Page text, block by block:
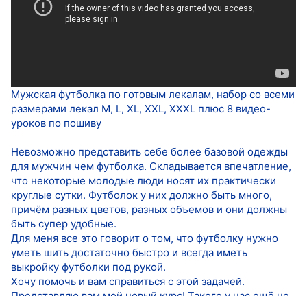
Мужская футболка по готовым лекалам, набор со всеми
размерами лекал M, L, XL, XXL, XXXL плюс 8 видео-
уроков по пошиву
Невозможно представить себе более базовой одежды
для мужчин чем футболка. Складывается впечатление,
что некоторые молодые люди носят их практически
круглые сутки. Футболок у них должно быть много,
причём разных цветов, разных объемов и они должны
быть супер удобные.
Для меня все это говорит о том, что футболку нужно
уметь шить достаточно быстро и всегда иметь
выкройку футболки под рукой.
Хочу помочь и вам справиться с этой задачей.